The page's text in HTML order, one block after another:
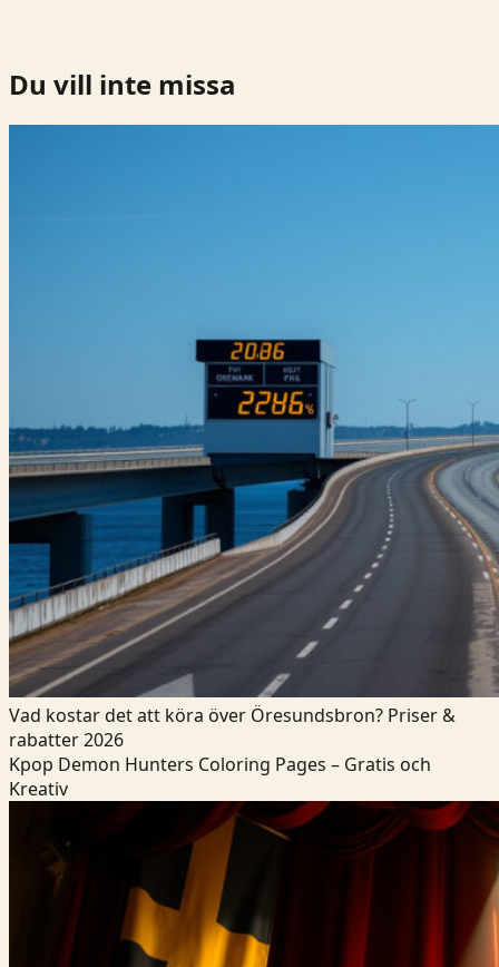
Du vill inte missa
Vad kostar det att köra över Öresundsbron? Priser &
rabatter 2026
Kpop Demon Hunters Coloring Pages – Gratis och
Kreativ